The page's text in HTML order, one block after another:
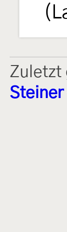
Zuletzt
Steiner